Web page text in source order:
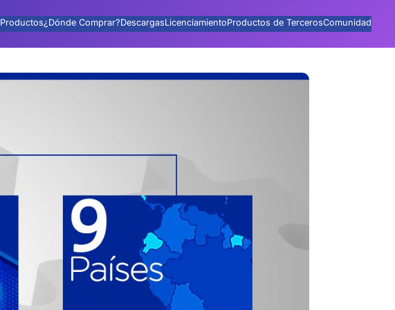
Productos¿Dónde Comprar?DescargasLicenciamientoProductos de TercerosComunidad